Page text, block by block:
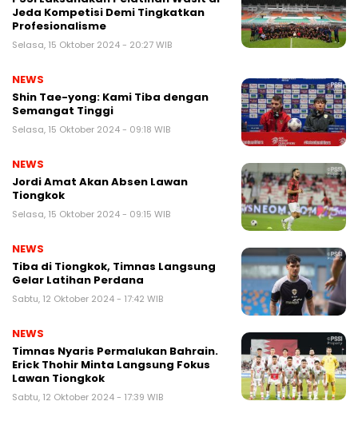
Jeda Kompetisi Demi Tingkatkan
Profesionalisme
Selasa, 15 Oktober 2024 - 20:27 WIB
NEWS
Shin Tae-yong: Kami Tiba dengan
Semangat Tinggi
Selasa, 15 Oktober 2024 - 09:18 WIB
NEWS
Jordi Amat Akan Absen Lawan
Tiongkok
Selasa, 15 Oktober 2024 - 09:15 WIB
NEWS
Tiba di Tiongkok, Timnas Langsung
Gelar Latihan Perdana
Sabtu, 12 Oktober 2024 - 17:42 WIB
NEWS
Timnas Nyaris Permalukan Bahrain.
Erick Thohir Minta Langsung Fokus
Lawan Tiongkok
Sabtu, 12 Oktober 2024 - 17:39 WIB